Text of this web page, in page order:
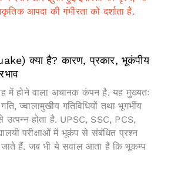
क्या है? कारण, प्रकार, भूकंपीय
में होने वाला अचानक कंपन है. यह मुख्यतः
ज्वालामुखीय गतिविधियों तथा भूगर्भीय
उत्पन्न होता है. UPSC, SSC, PCS,
परीक्षाओं में भूकंप से संबंधित प्रश्न
हैं. जब भी ये सवाल आता है कि भूकम्प